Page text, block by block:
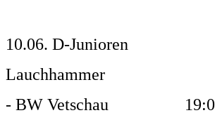
10.06. D-Junioren
Lauchhammer
- BW Vetschau 19:0